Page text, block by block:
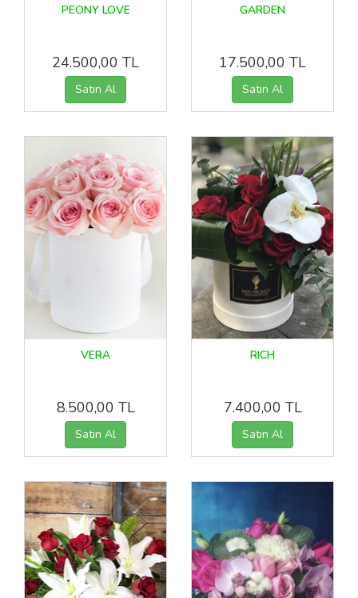
PEONY LOVE
24.500,00 TL
GARDEN
17.500,00 TL
VERA
8.500,00 TL
RICH
7.400,00 TL